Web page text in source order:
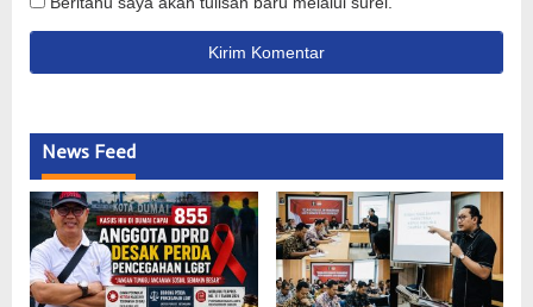
News Feed